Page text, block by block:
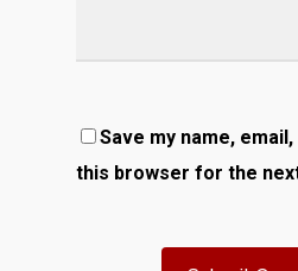
Save my name,
this browser for the